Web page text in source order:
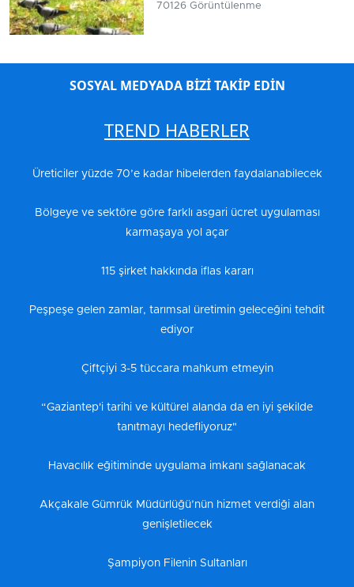
70126 Görüntülenme
SOSYAL MEDYADA BİZİ TAKİP EDİN
TREND HABERLER
Üreticiler yüzde 70’e kadar hibelerden faydalanabilecek
Bölgeye ve sektöre göre farklı asgari ücret uygulaması
karmaşaya yol açar
115 şirket hakkında iflas kararı
Peşpeşe gelen zamlar, tarımsal üretimin geleceğini tehdit
ediyor
Çiftçiyi 3-5 tüccara mahkum etmeyin
“Gaziantep'i tarihi ve kültürel alanda da en iyi şekilde
tanıtmayı hedefliyoruz"
Havacılık eğitiminde uygulama imkanı sağlanacak
Akçakale Gümrük Müdürlüğü’nün hizmet verdiği alan
genişletilecek
Şampiyon Filenin Sultanları